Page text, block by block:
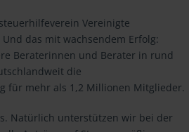
Vereinigte
Und das mit wachsendem Erfolg:
Beraterinnen und Berater in rund
die
für mehr als 1,2 Millionen Mitglieder.
Natürlich unterstützen wir bei der